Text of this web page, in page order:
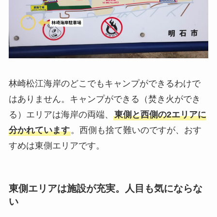
林崎松江海岸のどこでもキャンプができるわけで
はありません。キャンプができる（焚き火ができ
る）エリアは海岸の両端、 東側と西側の2エリアに
分かれています。西側も捨て難いのですが、おす
すめは東側エリアです。
東側エリアは施設が充実。人目も気にならな
い